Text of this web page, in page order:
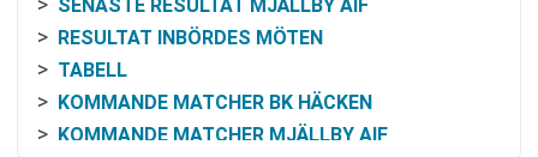
SENASTE RESULTAT MJÄLLBY AIF
RESULTAT INBÖRDES MÖTEN
TABELL
KOMMANDE MATCHER BK HÄCKEN
KOMMANDE MATCHER MJÄLLBY AIF